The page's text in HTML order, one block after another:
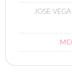
JOSE VEGA